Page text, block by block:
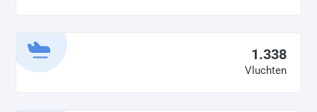
1.338
Vluchten